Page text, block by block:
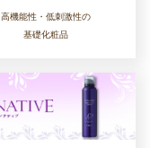
高機能性・低刺激性の
基礎化粧品